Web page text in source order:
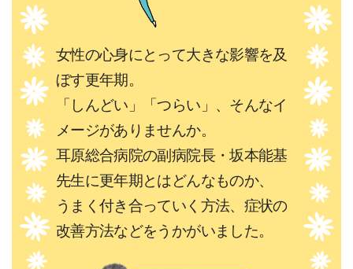
女性の心身にとって大きな影響を及
ぼす更年期。
「しんどい」「つらい」、そんなイ
メージがありませんか。
耳原総合病院の副病院長・坂本能基
先生に更年期とはどんなものか、
うまく付き合っていく方法、症状の
改善方法などをうかがいました。